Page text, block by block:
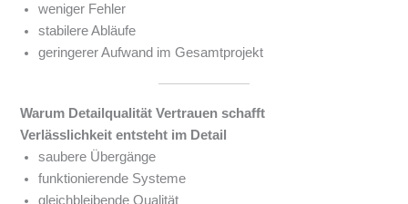
weniger Fehler
stabilere Abläufe
geringerer Aufwand im Gesamtprojekt
Warum Detailqualität Vertrauen schafft
Verlässlichkeit entsteht im Detail
saubere Übergänge
funktionierende Systeme
gleichbleibende Qualität